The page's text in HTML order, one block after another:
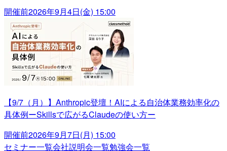
開催前2026年9月4日(金) 15:00
【9/7（月）】Anthropic登壇！AIによる自治体業務効率化の
具体例ーSkillsで広がるClaudeの使い方ー
開催前2026年9月7日(月) 15:00
セミナー一覧会社説明会一覧勉強会一覧